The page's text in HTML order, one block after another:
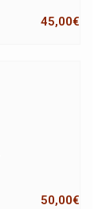
45,00€
50,00€